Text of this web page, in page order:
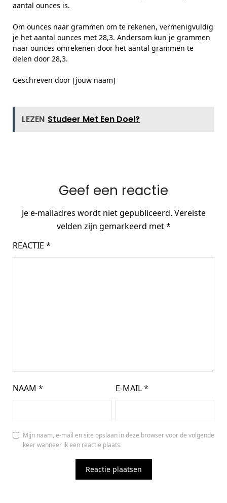
aantal ounces is.
Om ounces naar grammen om te rekenen, vermenigvuldig
je het aantal ounces met 28,3. Andersom kun je grammen
naar ounces omrekenen door het aantal grammen te
delen door 28,3.
Geschreven door [jouw naam]
LEZEN Studeer Met Een Doel?
Geef een reactie
Je e-mailadres wordt niet gepubliceerd. Vereiste
velden zijn gemarkeerd met*
REACTIE *
NAAM * E-MAIL*
Mijn naam, e-mail en site opslaan in deze browser voor de volgende
keer wanneer ik een reactie plaats.